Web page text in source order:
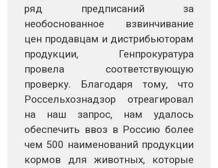
ряд предписаний за
необоснованное взвинчивание
цен продавцам и дистрибьюторам
продукции, Генпрокуратура
провела соответствующую
проверку. Благодаря тому, что
Россельхознадзор отреагировал
на наш запрос, нам удалось
обеспечить ввоз в Россию более
чем 500 наименований продукции
кормов для животных, которые